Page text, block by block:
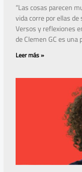
“Las cosas parecen
vida corre por ellas
Versos y reflexiones
de Clemen GC es
Leer más »